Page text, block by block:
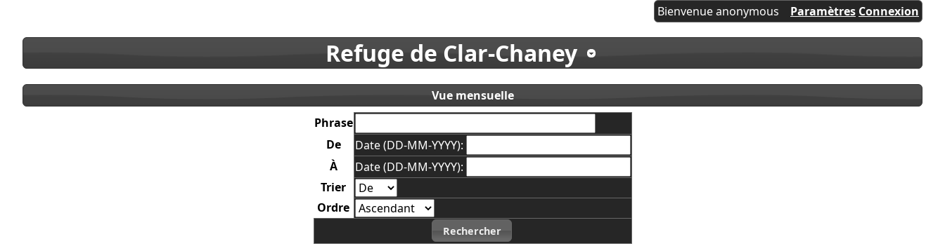
Bienvenue anonymous Paramètres Connexion
Refuge de Clar-Chaney
Vue mensuelle
Phrase
De
Date (DD-MM-YYYY):
À
Date (DD-MM-YYYY):
Trier
Ordre